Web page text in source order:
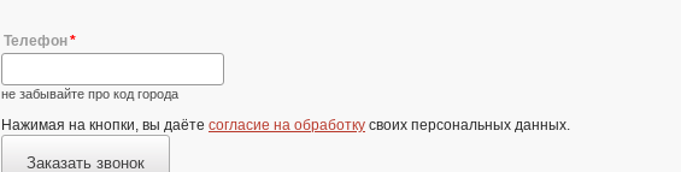
Телефон
не забывайте про код города
Нажимая на кнопки, вы даёте согласие на обработку своих персональных данных.
Заказать звонок